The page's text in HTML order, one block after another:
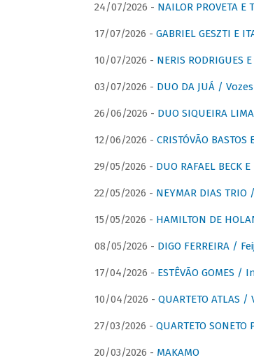
24/07/2026 - NAILOR PROVETA
17/07/2026 - GABRIEL GESZTI E
10/07/2026 - NERIS
03/07/2026 - DUO DA JUÁ /
26/06/2026 - DUO SIQUEIRA
12/06/2026 - CRISTÓVÃO BASTOS
29/05/2026 - DUO RAFAEL BECK
22/05/2026 - NEYMAR DIAS
15/05/2026 - HAMILTON DE
08/05/2026 - DIGO FERREIRA /
17/04/2026 - ESTÊVÃO GOMES
10/04/2026 - QUARTETO
27/03/2026 - QUARTETO SONETO
20/03/2026 - MAKAMO